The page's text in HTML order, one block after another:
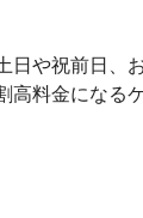
日や祝前日、
高料金になる